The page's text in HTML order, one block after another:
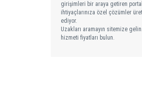
girişimleri bir araya getiren
ihtiyaçlarınıza özel çözümler
ediyor.
Uzakları aramayın sitemize gelin.
hizmeti fiyatları bulun.